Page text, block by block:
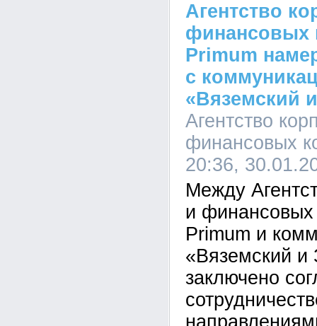
Агентство
финансовых
Primum
с
«Вяземский
Агентство
финансовых
20:36,
Между
и
Primum и
«Вяземский и
заключено